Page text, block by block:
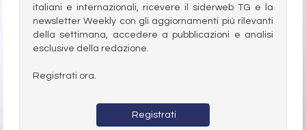
italiani e internazionali, ricevere il siderweb TG e la
newsletter Weekly con gli aggiornamenti più rilevanti
della settimana, accedere a pubblicazioni e analisi
esclusive della redazione.
Registrati ora.
Registrati